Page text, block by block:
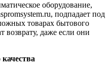
оборудование,
подпадает под
товарах бытового
возврату, даже если они